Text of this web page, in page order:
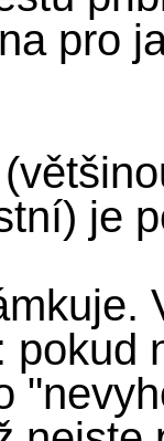
pro
je
pokud